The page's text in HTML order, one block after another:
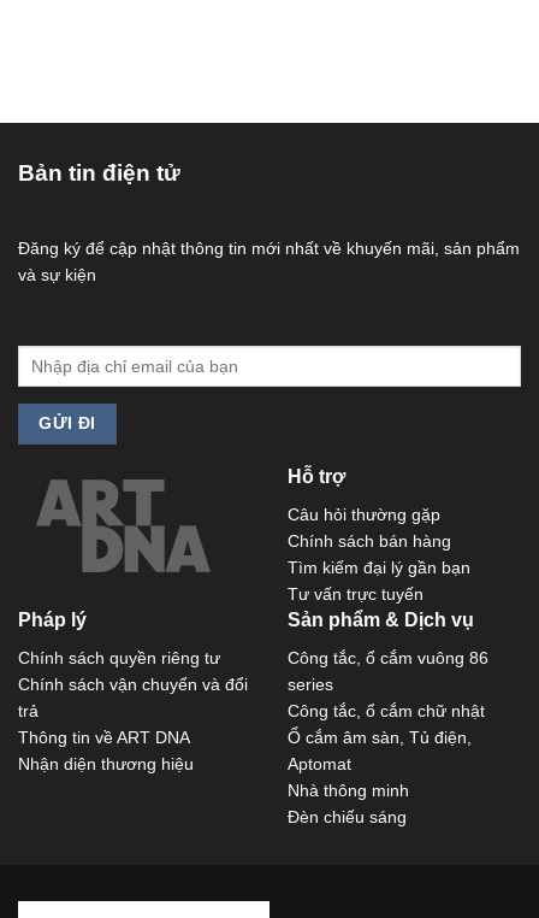
Bản tin điện tử
Đăng ký để cập nhật thông tin mới nhất về khuyến mãi, sản phẩm
và sự kiện
Hỗ trợ
Câu hỏi thường gặp
Chính sách bán hàng
Tìm kiếm đại lý gần bạn
Tư vấn trực tuyến
Pháp lý
Chính sách quyền riêng tư
Chính sách vận chuyển và đổi
trả
Thông tin về ART DNA
Nhận diện thương hiệu
Sản phẩm & Dịch vụ
Công tắc, ổ cắm vuông 86
series
Công tắc, ổ cắm chữ nhật
Ổ cắm âm sàn, Tủ điện,
Aptomat
Nhà thông minh
Đèn chiếu sáng